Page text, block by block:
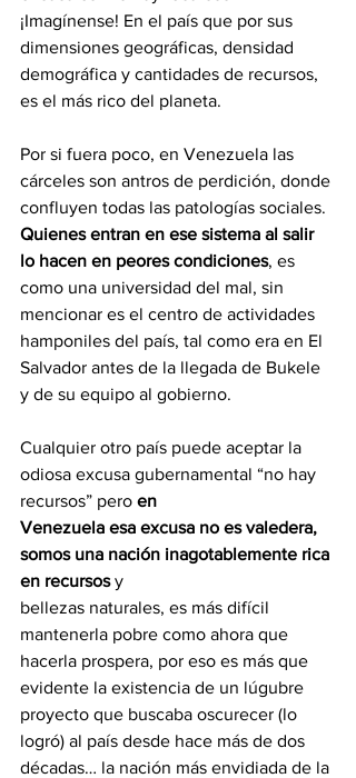
¡Imagínense! En el país que por sus
dimensiones geográficas, densidad
demográfica y cantidades de recursos,
es el más rico del planeta.
Por si fuera poco, en Venezuela las
cárceles son antros de perdición, donde
confluyen todas las patologías sociales.
Quienes entran en ese sistema al salir
lo hacen en peores condiciones, es
como una universidad del mal, sin
mencionar es el centro de actividades
hamponiles del país, tal como era en El
Salvador antes de la llegada de Bukele
y de su equipo al gobierno.
Cualquier otro país puede aceptar la
odiosa excusa gubernamental “no hay
recursos” pero en
Venezuela esa excusa no es valedera,
somos una nación inagotablemente rica
en recursos y
bellezas naturales, es más difícil
mantenerla pobre como ahora que
hacerla prospera, por eso es más que
evidente la existencia de un lúgubre
proyecto que buscaba oscurecer (lo
logró) al país desde hace más de dos
décadas… la nación más envidiada de la